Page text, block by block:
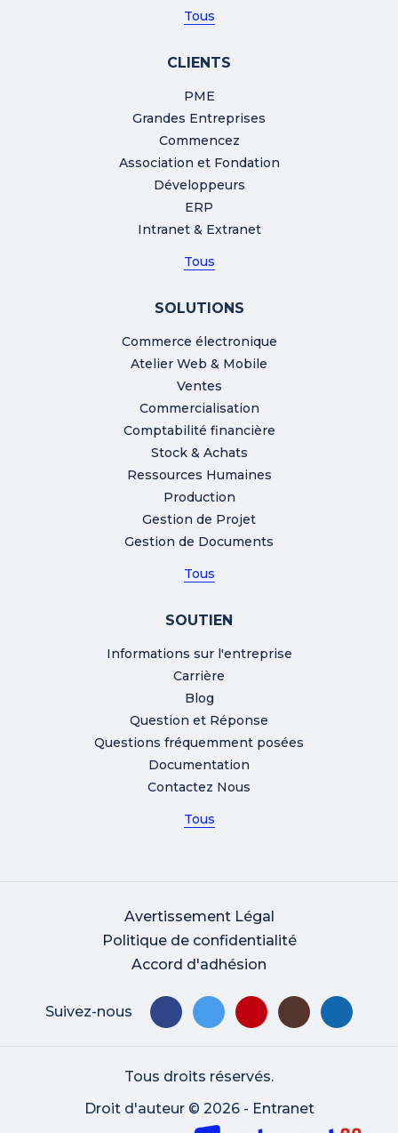
Tous
CLIENTS
PME
Grandes Entreprises
Commencez
Association et Fondation
Développeurs
ERP
Intranet & Extranet
Tous
SOLUTIONS
Commerce électronique
Atelier Web & Mobile
Ventes
Commercialisation
Comptabilité financière
Stock & Achats
Ressources Humaines
Production
Gestion de Projet
Gestion de Documents
Tous
SOUTIEN
Informations sur l'entreprise
Carrière
Blog
Question et Réponse
Questions fréquemment posées
Documentation
Contactez Nous
Tous
Avertissement Légal
Politique de confidentialité
Accord d'adhésion
Suivez-nous
Tous droits réservés.
Droit d'auteur © 2026 - Entranet